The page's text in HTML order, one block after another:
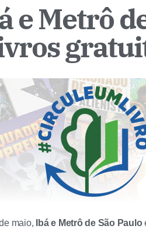
Metrô
maio, Ibá e Metrô de São Paulo